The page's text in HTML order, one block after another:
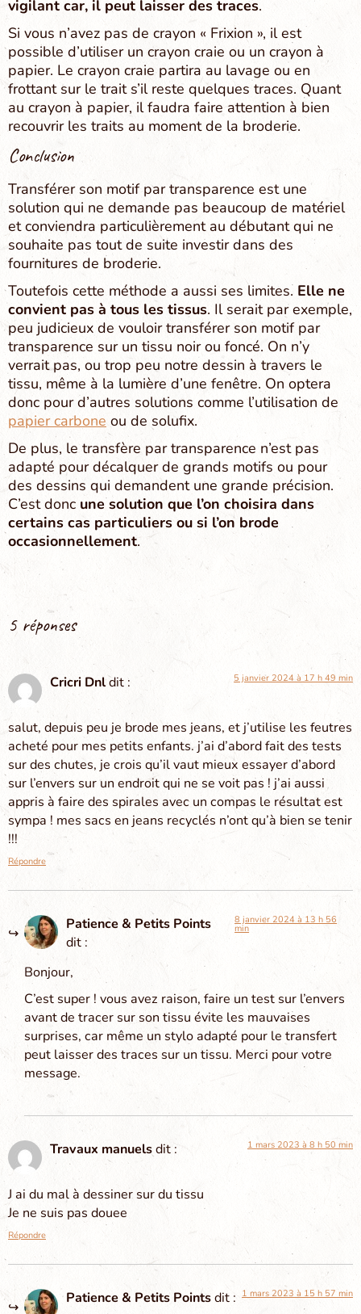
vigilant car, il peut laisser des traces.
Si vous n’avez pas de crayon « Frixion », il est
possible d’utiliser un crayon craie ou un crayon à
papier. Le crayon craie partira au lavage ou en
frottant sur le trait s’il reste quelques traces. Quant
au crayon à papier, il faudra faire attention à bien
recouvrir les traits au moment de la broderie.
Conclusion
Transférer son motif par transparence est une
solution qui ne demande pas beaucoup de matériel
et conviendra particulièrement au débutant qui ne
souhaite pas tout de suite investir dans des
fournitures de broderie.
Toutefois cette méthode a aussi ses limites. Elle ne
convient pas à tous les tissus. Il serait par exemple,
peu judicieux de vouloir transférer son motif par
transparence sur un tissu noir ou foncé. On n’y
verrait pas, ou trop peu notre dessin à travers le
tissu, même à la lumière d’une fenêtre. On optera
donc pour d’autres solutions comme l’utilisation de
papier carbone ou de solufix.
De plus, le transfère par transparence n’est pas
adapté pour décalquer de grands motifs ou pour
des dessins qui demandent une grande précision.
C’est donc une solution que l’on choisira dans
certains cas particuliers ou si l’on brode
occasionnellement.
5 réponses
Cricri Dnldit : 5 janvier 2024 à 17 h 49 min
salut, depuis peu je brode mes jeans, et j’utilise les feutres
acheté pour mes petits enfants. j’ai d’abord fait des tests
sur des chutes, je crois qu’il vaut mieux essayer d’abord
sur l’envers sur un endroit qui ne se voit pas ! j’ai aussi
appris à faire des spirales avec un compas le résultat est
sympa ! mes sacs en jeans recyclés n’ont qu’à bien se tenir
!!!
Répondre
Patience & Petits Points
dit :
8 janvier 2024 à 13 h 56
min
Bonjour,
C’est super ! vous avez raison, faire un test sur l’envers
avant de tracer sur son tissu évite les mauvaises
surprises, car même un stylo adapté pour le transfert
peut laisser des traces sur un tissu. Merci pour votre
message.
Travaux manuelsdit : 1 mars 2023 à 8 h 50 min
J ai du mal à dessiner sur du tissu
Je ne suis pas douee
Répondre
Patience & Petits Pointsdit : 1 mars 2023 à 15 h 57 min